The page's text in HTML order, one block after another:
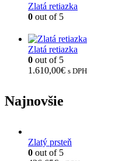
Zlatá retiazka
0 out of 5
Zlatá retiazka
0 out of 5
1.610,00€ s DPH
Najnovšie
Zlatý prsteň
0 out of 5